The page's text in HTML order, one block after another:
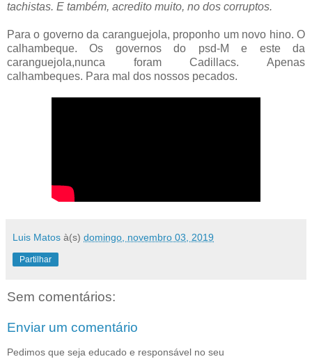
tachistas. E também, acredito muito, no dos corruptos.
Para o governo da caranguejola, proponho um novo hino. O
calhambeque. Os governos do psd-M e este da
caranguejola,nunca foram Cadillacs. Apenas
calhambeques. Para mal dos nossos pecados.
Luis Matos à(s) domingo, novembro 03, 2019
Partilhar
Sem comentários:
Enviar um comentário
Pedimos que seja educado e responsável no seu